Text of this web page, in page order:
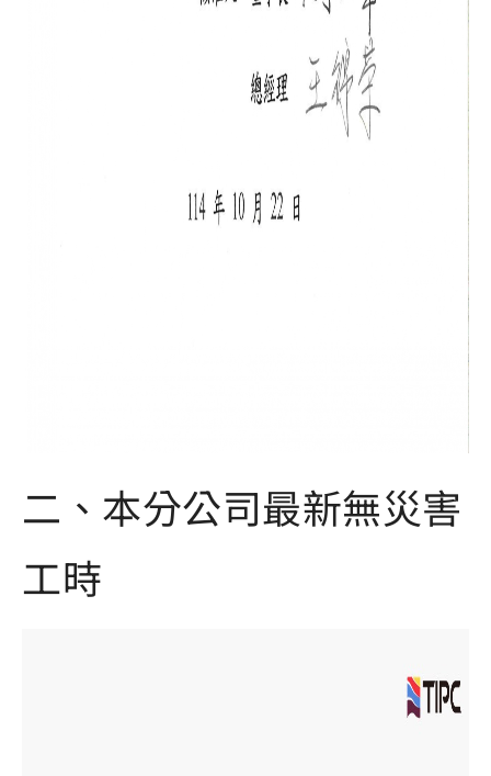
二、本分公司最新無災害
工時